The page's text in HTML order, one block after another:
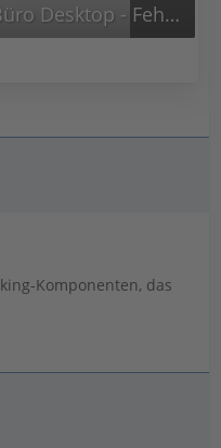
2026-05-18 - WISO MeinBüro Desktop - Fehler.png
Komponenten, das